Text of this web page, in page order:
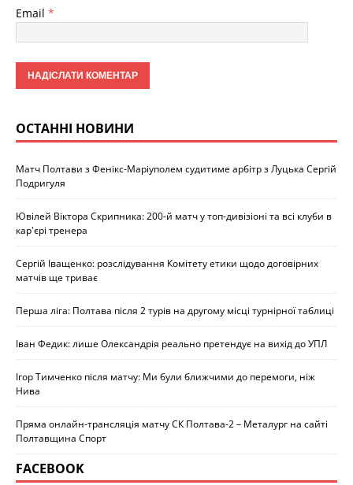
Email *
ОСТАННІ НОВИНИ
Матч Полтави з Фенікс-Маріуполем судитиме арбітр з Луцька Сергій
Подригуля
Ювілей Віктора Скрипника: 200-й матч у топ-дивізіоні та всі клуби в
кар'єрі тренера
Сергій Іващенко: розслідування Комітету етики щодо договірних
матчів ще триває
Перша ліга: Полтава після 2 турів на другому місці турнірної таблиці
Іван Федик: лише Олександрія реально претендує на вихід до УПЛ
Ігор Тимченко після матчу: Ми були ближчими до перемоги, ніж
Нива
Пряма онлайн-трансляція матчу СК Полтава-2 – Металург на сайті
Полтавщина Спорт
FACEBOOK